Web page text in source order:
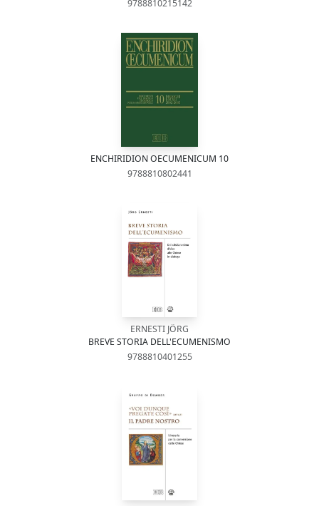
9788810215142
ENCHIRIDION OECUMENICUM 10
9788810802441
ERNESTI JÖRG
BREVE STORIA DELL'ECUMENISMO
9788810401255